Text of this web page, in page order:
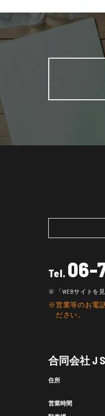
Tel. 06-
「WEBサイトを
営業等のお電
ださい。
合同会社 J
住所
営業時間